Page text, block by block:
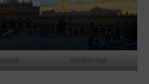
Pabellón Real